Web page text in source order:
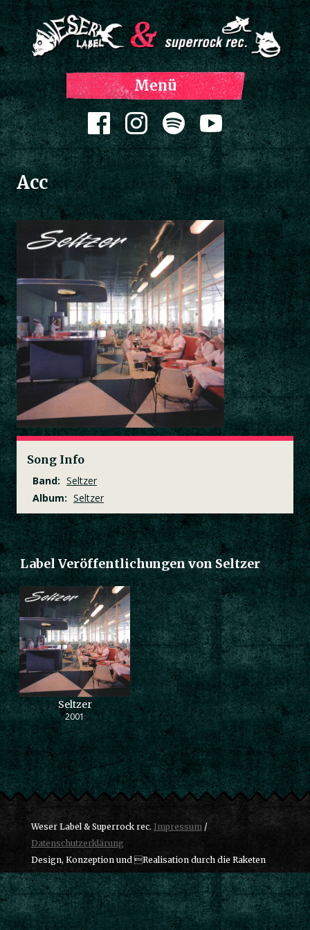
Menü
Zum Inhalt springen
Acc
Song Info
Band: Seltzer
Album: Seltzer
Label Veröffentlichungen von Seltzer
Seltzer
2001
Weser Label & Superrock rec. Impressum/
Datenschutzerklärung
Design, Konzeption und Realisation durch die Raketen